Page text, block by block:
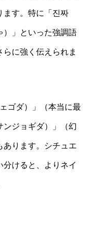
ます。特に「진짜
）」といった強調語
に強く伝えられま
ゴダ）」（本当に最
ンジョギダ）」（幻
あります。シチュエ
けると、よりネイ